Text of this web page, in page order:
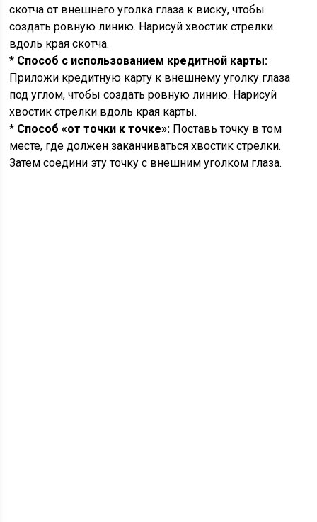
скотча от внешнего уголка глаза к виску, чтобы
создать ровную линию. Нарисуй хвостик стрелки
вдоль края скотча.
* Способ с использованием кредитной карты:
Приложи кредитную карту к внешнему уголку глаза
под углом, чтобы создать ровную линию. Нарисуй
хвостик стрелки вдоль края карты.
* Способ «от точки к точке»: Поставь точку в том
месте, где должен заканчиваться хвостик стрелки.
Затем соедини эту точку с внешним уголком глаза.